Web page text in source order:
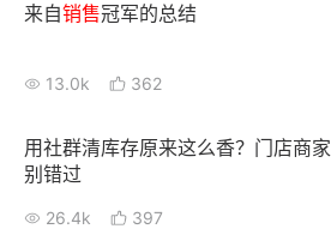
培训课程
私域课程
增长俱乐部
增长俱乐部
来自销售冠军的总结
13.0k 362
用社群清库存原来这么香？门店商家
别错过
26.4k 397